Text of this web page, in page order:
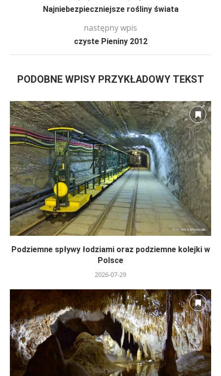
Najniebezpieczniejsze rośliny świata
następny wpis
czyste Pieniny 2012
PODOBNE WPISY PRZYKŁADOWY TEKST
Podziemne spływy łodziami oraz podziemne kolejki w
Polsce
2026-07-29